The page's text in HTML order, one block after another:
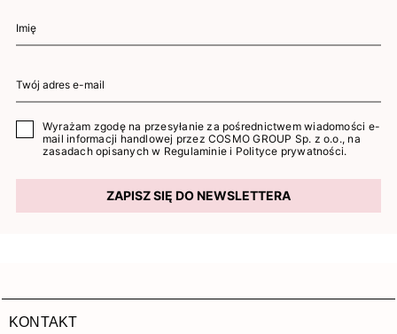
Wyrażam zgodę na przesyłanie za pośrednictwem wiadomości e-
mail informacji handlowej przez COSMO GROUP Sp. z o.o., na
zasadach opisanych w Regulaminie i Polityce prywatności.
ZAPISZ SIĘ DO NEWSLETTERA
KONTAKT